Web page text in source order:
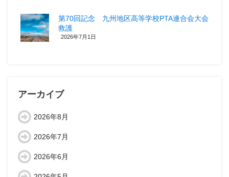
第70回記念 九州地区高等学校PTA連合会大会
救護
2026年7月1日
アーカイブ
2026年8月
2026年7月
2026年6月